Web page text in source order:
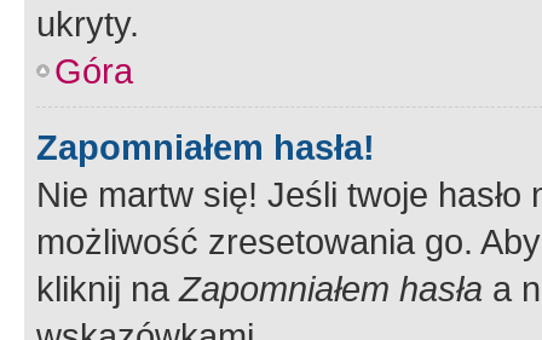
ukryty.
Góra
Zapomniałem hasła!
Nie martw się! Jeśli twoje
możliwość zresetowania go.
kliknij naZapomniałem hasła a